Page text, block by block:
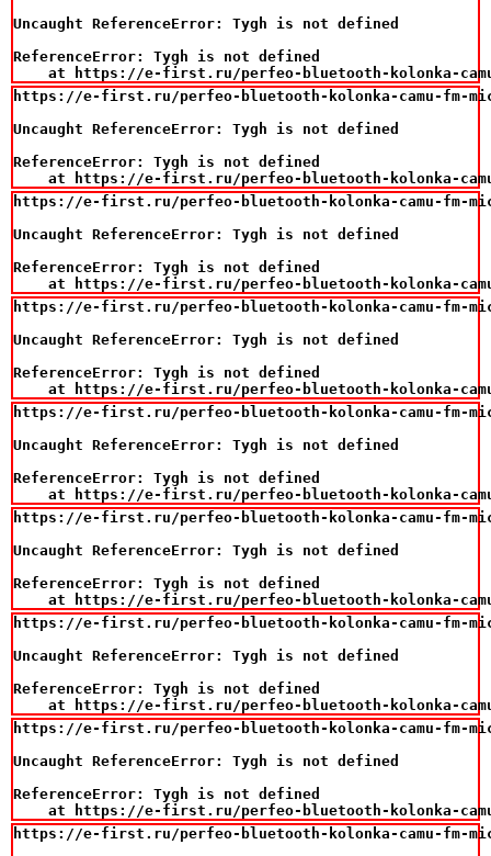
Uncaught ReferenceError: Tygh is not defined
ReferenceError: Tygh is not defined
at https://e-first.ru/perfeo-bluetooth-kolonka-
https://e-first.ru/perfeo-bluetooth-kolonka-camu-fm-
Uncaught ReferenceError: Tygh is not defined
ReferenceError: Tygh is not defined
at https://e-first.ru/perfeo-bluetooth-kolonka-
https://e-first.ru/perfeo-bluetooth-kolonka-camu-fm-
Uncaught ReferenceError: Tygh is not defined
ReferenceError: Tygh is not defined
at https://e-first.ru/perfeo-bluetooth-kolonka-
https://e-first.ru/perfeo-bluetooth-kolonka-camu-fm-
Uncaught ReferenceError: Tygh is not defined
ReferenceError: Tygh is not defined
at https://e-first.ru/perfeo-bluetooth-kolonka-
https://e-first.ru/perfeo-bluetooth-kolonka-camu-fm-
Uncaught ReferenceError: Tygh is not defined
ReferenceError: Tygh is not defined
at https://e-first.ru/perfeo-bluetooth-kolonka-
https://e-first.ru/perfeo-bluetooth-kolonka-camu-fm-
Uncaught ReferenceError: Tygh is not defined
ReferenceError: Tygh is not defined
at https://e-first.ru/perfeo-bluetooth-kolonka-
https://e-first.ru/perfeo-bluetooth-kolonka-camu-fm-
Uncaught ReferenceError: Tygh is not defined
ReferenceError: Tygh is not defined
at https://e-first.ru/perfeo-bluetooth-kolonka-
https://e-first.ru/perfeo-bluetooth-kolonka-camu-fm-
Uncaught ReferenceError: Tygh is not defined
ReferenceError: Tygh is not defined
at https://e-first.ru/perfeo-bluetooth-kolonka-
https://e-first.ru/perfeo-bluetooth-kolonka-camu-fm-